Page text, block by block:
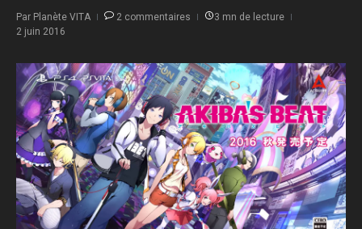
Par Planète VITA 2 commentaires
3 mn de lecture
2 juin 2016